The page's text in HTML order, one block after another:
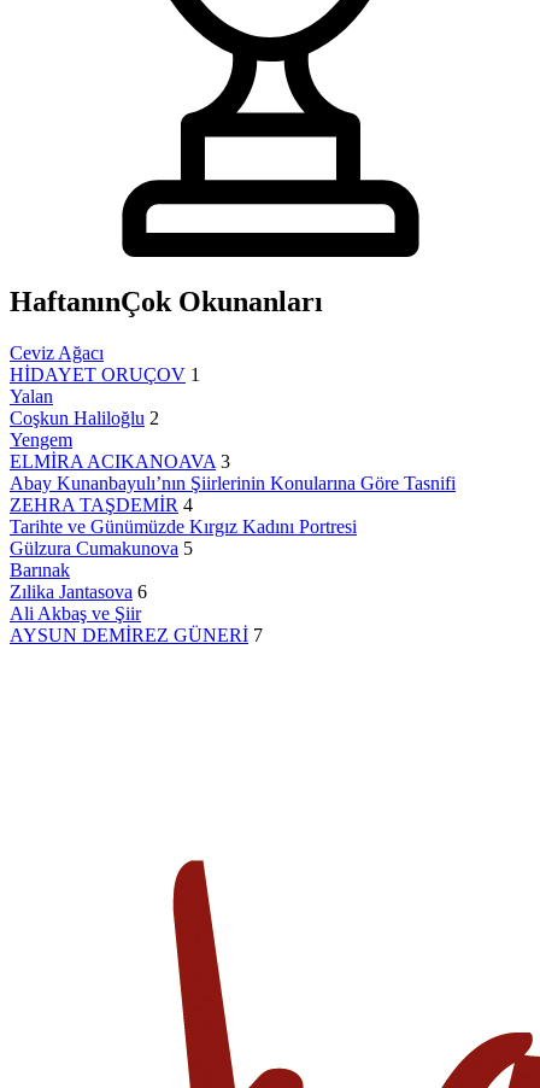
HaftanınÇok Okunanları
Ceviz Ağacı
HİDAYET ORUÇOV 1
Yalan
Coşkun Haliloğlu 2
Yengem
ELMİRA ACIKANOAVA 3
Abay Kunanbayulı’nın Şiirlerinin Konularına Göre Tasnifi
ZEHRA TAŞDEMİR 4
Tarihte ve Günümüzde Kırgız Kadını Portresi
Gülzura Cumakunova 5
Barınak
Zılika Jantasova 6
Ali Akbaş ve Şiir
AYSUN DEMİREZ GÜNERİ 7